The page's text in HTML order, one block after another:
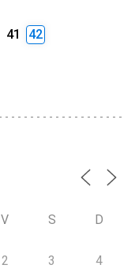
41 42
V S D
2 3 4